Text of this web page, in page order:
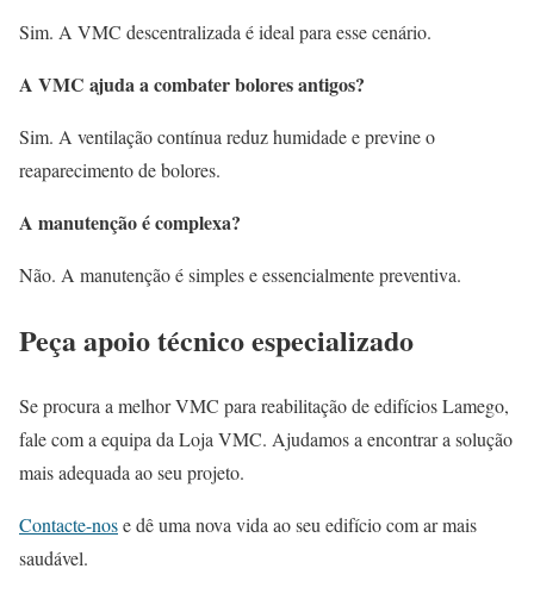
Sim. A VMC descentralizada é ideal para esse cenário.
A VMC ajuda a combater bolores antigos?
Sim. A ventilação contínua reduz humidade e previne o
reaparecimento de bolores.
A manutenção é complexa?
Não. A manutenção é simples e essencialmente preventiva.
Peça apoio técnico especializado
Se procura a melhor VMC para reabilitação de edifícios Lamego,
fale com a equipa da Loja VMC. Ajudamos a encontrar a solução
mais adequada ao seu projeto.
Contacte-nose dê uma nova vida ao seu edifício com ar mais
saudável.